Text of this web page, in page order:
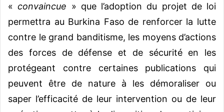
«convaincue » que l’adoption du projet de loi
permettra au Burkina Faso de renforcer la lutte
contre le grand banditisme, les moyens d’actions
des forces de défense et de sécurité en les
protégeant contre certaines publications qui
peuvent être de nature à les démoraliser ou
saper l’efficacité de leur intervention ou de leur